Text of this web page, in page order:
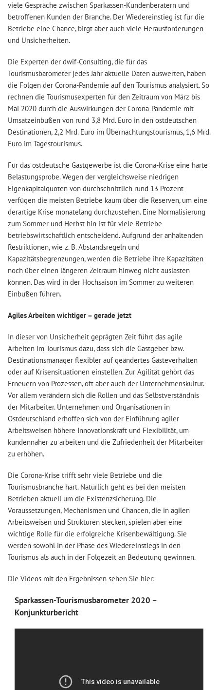
viele Gespräche zwischen Sparkassen-Kundenberatern und
betroffenen Kunden der Branche. Der Wiedereinstieg ist für die
Betriebe eine Chance, birgt aber auch viele Herausforderungen
und Unsicherheiten.
Die Experten der dwif-Consulting, die für das
Tourismusbarometer jedes Jahr aktuelle Daten auswerten, haben
die Folgen der Corona-Pandemie auf den Tourismus analysiert. So
rechnen die Tourismusexperten für den Zeitraum von März bis
Mai 2020 durch die Auswirkungen der Corona-Pandemie mit
Umsatzeinbußen von rund 3,8 Mrd. Euro in den ostdeutschen
Destinationen, 2,2 Mrd. Euro im Übernachtungstourismus, 1,6 Mrd.
Euro im Tagestourismus.
Für das ostdeutsche Gastgewerbe ist die Corona-Krise eine harte
Belastungsprobe. Wegen der vergleichsweise niedrigen
Eigenkapitalquoten von durchschnittlich rund 13 Prozent
verfügen die meisten Betriebe kaum über die Reserven, um eine
derartige Krise monatelang durchzustehen. Eine Normalisierung
zum Sommer und Herbst hin ist für viele Betriebe
betriebswirtschaftlich entscheidend. Aufgrund der anhaltenden
Restriktionen, wie z. B. Abstandsregeln und
Kapazitätsbegrenzungen, werden die Betriebe ihre Kapazitäten
noch über einen längeren Zeitraum hinweg nicht auslasten
können. Das wird in der Hochsaison im Sommer zu weiteren
Einbußen führen.
Agiles Arbeiten wichtiger – gerade jetzt
In dieser von Unsicherheit geprägten Zeit führt das agile
Arbeiten im Tourismus dazu, dass sich die Gastgeber bzw.
Destinationsmanager flexibler auf geändertes Gästeverhalten
oder auf Krisensituationen einstellen. Zur Agilität gehört das
Erneuern von Prozessen, oft aber auch der Unternehmenskultur.
Vor allem verändern sich die Rollen und das Selbstverständnis
der Mitarbeiter. Unternehmen und Organisationen in
Ostdeutschland erhoffen sich von der Einführung agiler
Arbeitsweisen höhere Innovationskraft und Flexibilität, um
kundennäher zu arbeiten und die Zufriedenheit der Mitarbeiter
zu erhöhen.
Die Corona-Krise trifft sehr viele Betriebe und die
Tourismusbranche hart. Natürlich geht es bei den meisten
Betrieben aktuell um die Existenzsicherung. Die
Voraussetzungen, Mechanismen und Chancen, die in agilen
Arbeitsweisen und Strukturen stecken, spielen aber eine
wichtige Rolle für die erfolgreiche Krisenbewältigung. Sie
werden sowohl in der Phase des Wiedereinstiegs in den
Tourismus als auch in der Folgezeit an Bedeutung gewinnen.
Die Videos mit den Ergebnissen sehen Sie hier:
Sparkassen-Tourismusbarometer 2020 –
Konjunkturbericht